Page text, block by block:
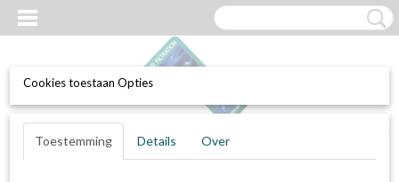
Inloggen Registreren
Cookies toestaan Opties
Toestemming Details Over